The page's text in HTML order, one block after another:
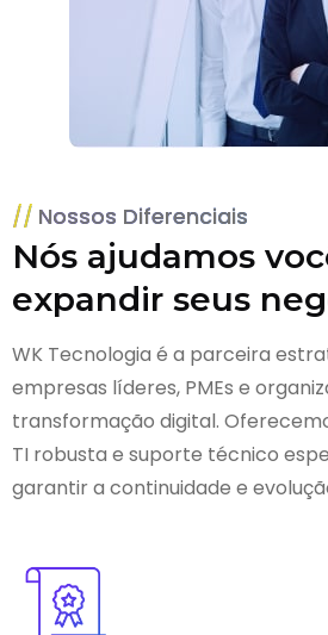
Nossos Diferenciais
Nós ajudamos
expandir seus
WK Tecnologia é a parceira
empresas líderes, PMEs e
transformação digital.
TI robusta e suporte técnico
garantir a continuidade e